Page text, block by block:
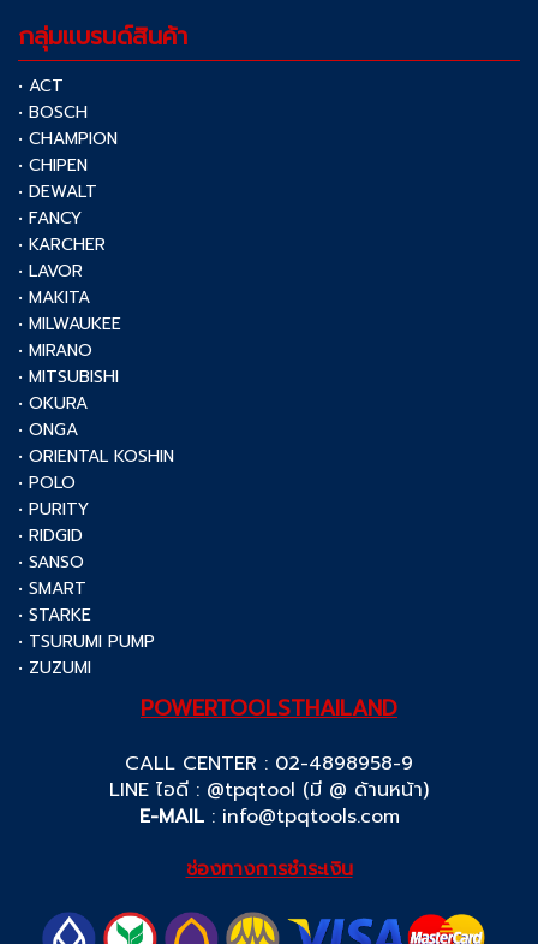
กลุ่มแบรนด์สินค้า
• ACT
• BOSCH
• CHAMPION
• CHIPEN
• DEWALT
• FANCY
• KARCHER
• LAVOR
• MAKITA
• MILWAUKEE
• MIRANO
• MITSUBISHI
• OKURA
• ONGA
• ORIENTAL KOSHIN
• POLO
• PURITY
• RIDGID
• SANSO
• SMART
• STARKE
• TSURUMI PUMP
• ZUZUMI
POWERTOOLSTHAILAND
CALL CENTER : 02-4898958-9
LINE ไอดี : @tpqtool (มี @ ด้านหน้า)
E-MAIL: info@tpqtools.com
ช่องทางการชำระเงิน